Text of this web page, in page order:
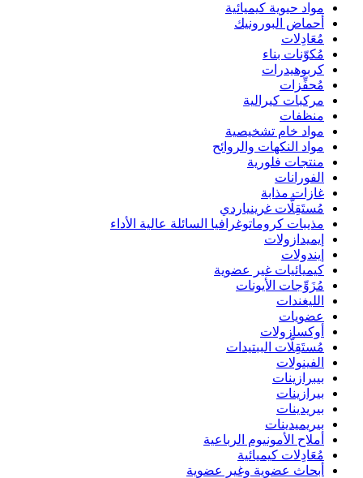
مواد حيوية كيميائية
أحماض البورونيك
مُعَادِلات
مُكوّنات بناء
كربوهيدرات
مُحفِّزات
مركبات كيرالية
منظفات
مواد خام تشخيصية
مواد النكهات والروائح
منتجات فلورية
الفورانات
غازات مذابة
مُستَقِلَّات غرينياردي
مذيبات كروماتوغرافيا السائلة عالية الأداء
إيميدازولات
إيندولات
كيميائيات غير عضوية
مُزَوِّجات الأيونات
الليغندات
عضويات
أوكسازولات
مُستَقِلَّات الببتيدات
الفينولات
بيبرازينات
بيرازينات
بيريدينات
بيريميدينات
أملاح الأمونيوم الرباعية
مُعَادِلات كيميائية
أبحاث عضوية وغير عضوية